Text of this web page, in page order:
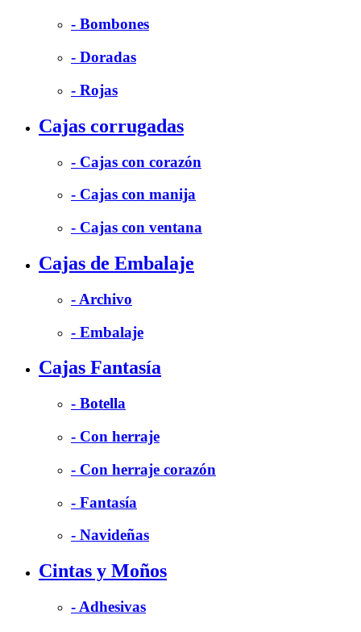
- Bombones
- Doradas
- Rojas
Cajas corrugadas
- Cajas con corazón
- Cajas con manija
- Cajas con ventana
Cajas de Embalaje
- Archivo
- Embalaje
Cajas Fantasía
- Botella
- Con herraje
- Con herraje corazón
- Fantasía
- Navideñas
Cintas y Moños
- Adhesivas